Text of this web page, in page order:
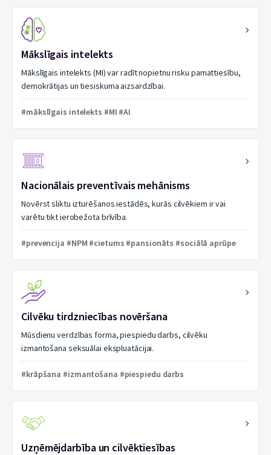
Mākslīgais intelekts
Mākslīgais intelekts (MI) var radīt nopietnu risku pamattiesību,
demokrātijas un tiesiskuma aizsardzībai.
#mākslīgais intelekts #MI #AI
Nacionālais preventīvais mehānisms
Novērst sliktu izturēšanos iestādēs, kurās cilvēkiem ir vai
varētu tikt ierobežota brīvība.
#prevencija #NPM #cietums #pansionāts #sociālā aprūpe
Cilvēku tirdzniecības novēršana
Mūsdienu verdzības forma, piespiedu darbs, cilvēku
izmantošana seksuālai ekspluatācijai.
#krāpšana #izmantošana #piespiedu darbs
Uzņēmējdarbība un cilvēktiesības